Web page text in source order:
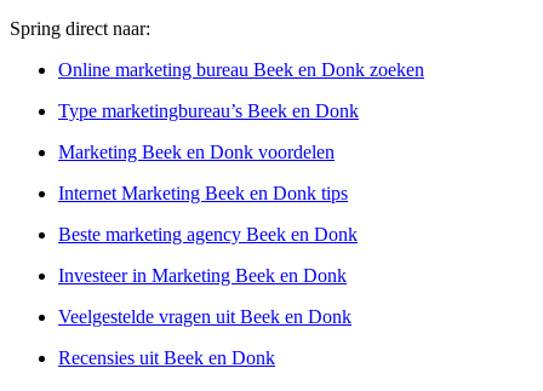
Spring direct naar:
Online marketing bureau Beek en Donk zoeken
Type marketingbureau’s Beek en Donk
Marketing Beek en Donk voordelen
Internet Marketing Beek en Donk tips
Beste marketing agency Beek en Donk
Investeer in Marketing Beek en Donk
Veelgestelde vragen uit Beek en Donk
Recensies uit Beek en Donk